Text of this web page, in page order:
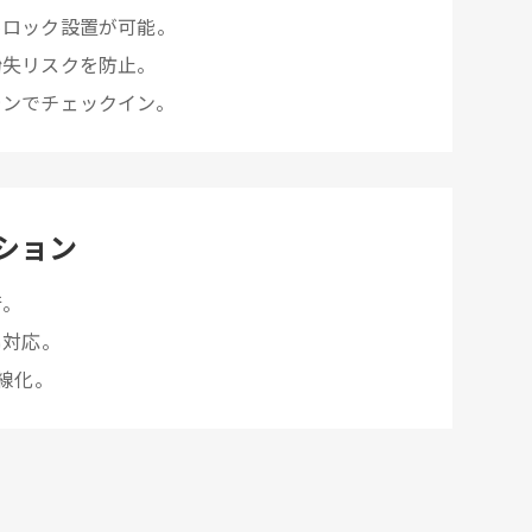
ック設置が可能。
リスクを防止。
でチェックイン。
ョン
応。
化。